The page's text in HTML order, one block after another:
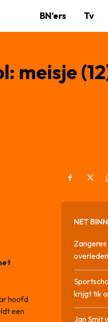
BN’ers Tv
meisje
hoofd
een
NET
overleden
krijgt tik
Jan Smit